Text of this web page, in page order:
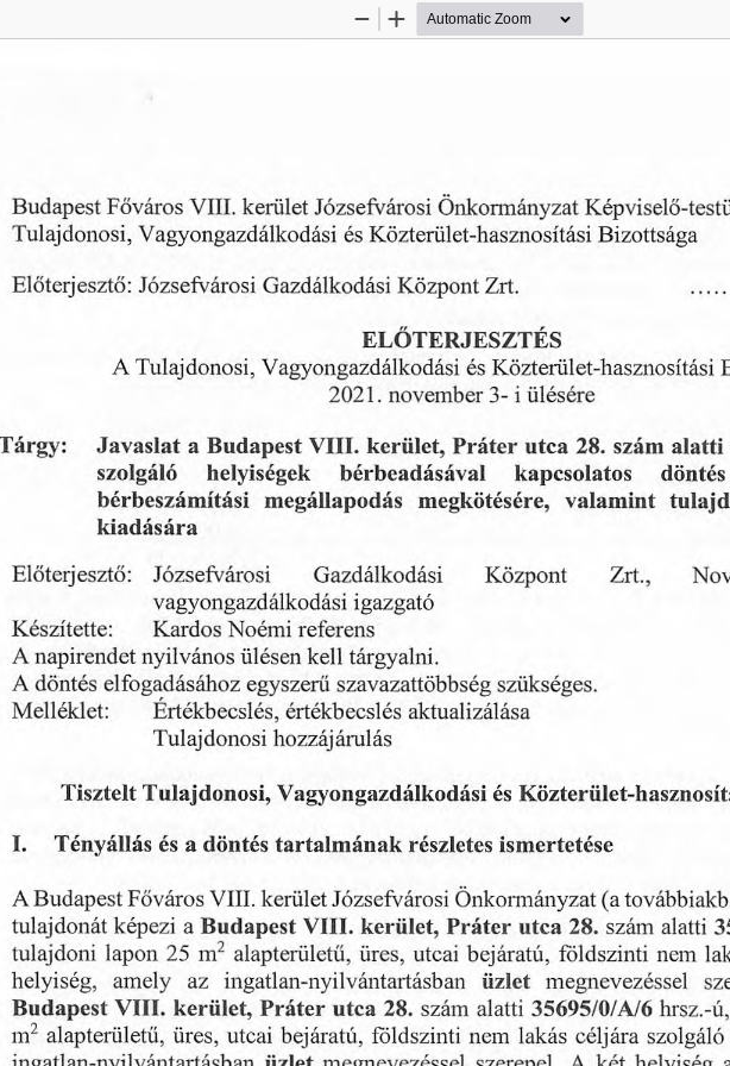
Zoom
Zoom
Budapest Fovaros VIII. keriilet Jozsefvarosi Onkormanyzat Kepviselo-
Tulajdonosi, Vagyongazdalkodasi es Kdzterulet-hasznositasi Bizottsaga
Eloterjeszto: Jozsefvarosi Gazdalkodasi Kozpont Zrt.
ELOTERJESZTES
A Tulajdonosi, Vagyongazdalkodasi es Kdzterulet-hasznositasi
2021. november 3- i iilesere
Targy: Javaslat a Budapest VIII. keriilet, Prater utca 28. szam alatti
szolgalo
helyisegek berbeadasaval kapcsolatos dontes
berbeszamitasi
megallapodas megkbtesere, valamint
kiadasara
Eloterjeszto: Jozsefvarosi Gazdalkodasi Kozpont Zrt.,
vagyongazdalkodasi igazgato
Keszitette:
Kardos Noemi referens
A napirendet nyilvanos iilesen kell targyalni.
A dontes elfogadasahoz egyszerii szavazattobbseg szukseges.
Melleklet:
Ertekbecsles, ertekbecsles aktualizalasa
Tulajdonosi hozzajarulas
Tisztelt Tulajdonosi, Vagyongazdalkodasi es Kdzterulet-
I. Tenyallas es a dontes tartalmanak reszletes ismertetese
A Budapest Fovaros VIII. keriilet Jozsefvarosi Onkormanyzat (a
tulajdonat kepezi a Budapest VIII. keriilet, Prater utca 28. szam alatti
tulajdoni lapon 25 m2 alapteruletu, ures, utcai bejaratu, foldszinti nem
helyiseg,
amely az ingatlan-nyilvantartasban iizlet megnevezessel
Budapest VIII. keriilet, Prater utca 28. szam alatti 35695/0/A/6 hrsz.-u,
m2 alapteruletu, tires, utcai bejaratu, foldszinti nem lakas celjara szolgalo